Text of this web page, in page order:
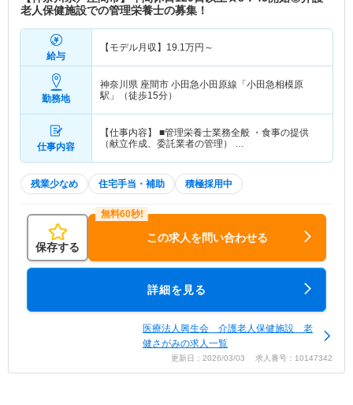
老人保健施設での管理栄養士の募集！
給与
【モデル月収】 19.1 万円～
勤務地
神奈川県 座間市 小田急小田原線「小田急相模原
駅」（徒歩15分）
仕事内容
【仕事内容】 ■管理栄養士業務全般 ・食事の提供
（献立作成、委託業者の管理） …
残業少なめ 住宅手当・補助 積極採用中
保存する
この求人を問い合わせる
詳細を見る
医療法人興生会 介護老人保健施設 老
健さがみの求人一覧
更新日：2026/03/03 求人番号：10147342